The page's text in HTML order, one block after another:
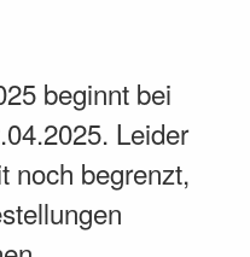
beginnt bei
Leider
noch begrenzt,